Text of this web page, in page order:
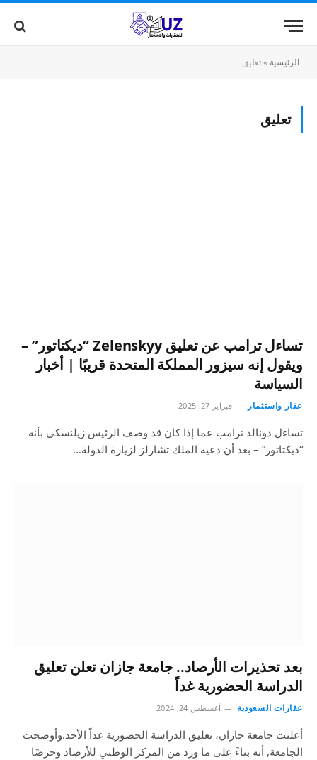
الرئيسية »تعليق
تعليق
تساءل ترامب عن تعليق Zelenskyy “ديكتاتور” –
ويقول إنه سيزور المملكة المتحدة قريبًا | أخبار
السياسة
عقار واستثمار فبراير 27, 2025
تساءل دونالد ترامب عما إذا كان قد وصف الرئيس زيلنسكي بأنه
“ديكتاتور” – بعد أن دعيه الملك تشارلز لزيارة الدولة…
بعد تحذيرات الأرصاد.. جامعة جازان تعلن تعليق
الدراسة الحضورية غداً
عقارات السعودية أغسطس 24, 2024
أعلنت جامعة جازان، تعليق الدراسة الحضورية غداً الأحد.وأوضحت
الجامعة, أنه بناءً على ما ورد من المركز الوطني للأرصاد وحرصًا